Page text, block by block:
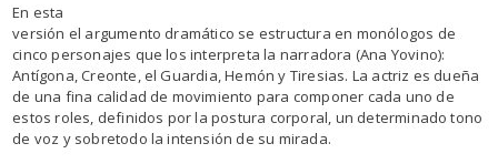
En esta
versión el argumento dramático se estructura en monólogos de
cinco personajes que los interpreta la narradora (Ana Yovino):
Antígona, Creonte, el Guardia, Hemón y Tiresias. La actriz es dueña
de una fina calidad de movimiento para componer cada uno de
estos roles, definidos por la postura corporal, un determinado tono
de voz y sobretodo la intensión de su mirada.